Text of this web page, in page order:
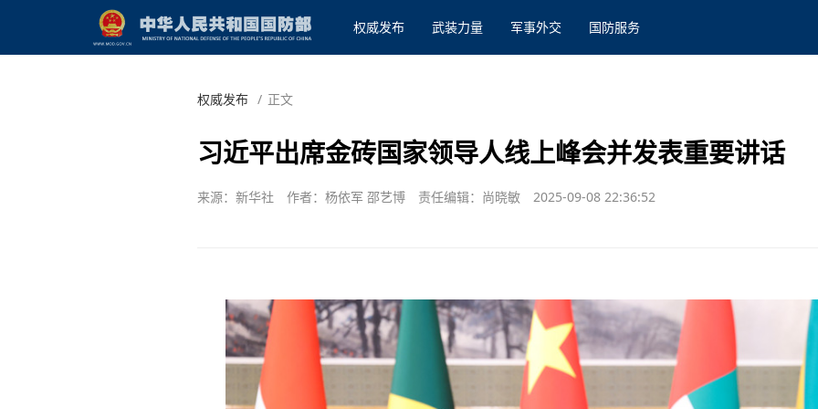
权威发布 武装力量 军事外交 国防服务
权威发布 / 正文
习近平出席金砖国家领导人线上峰会并发表重要讲话
来源：新华社 作者：杨依军 邵艺博 责任编辑：尚晓敏 2025-09-08 22:36:52